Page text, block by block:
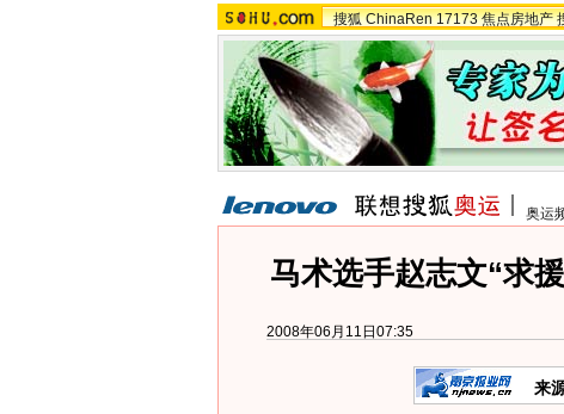
搜狐 ChinaRen 17173 焦点房地产
奥运
马术选手赵志文“求
2008年06月11日07:35
来